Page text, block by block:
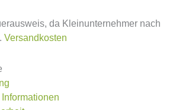
da Kleinunternehmer nach
Versandkosten